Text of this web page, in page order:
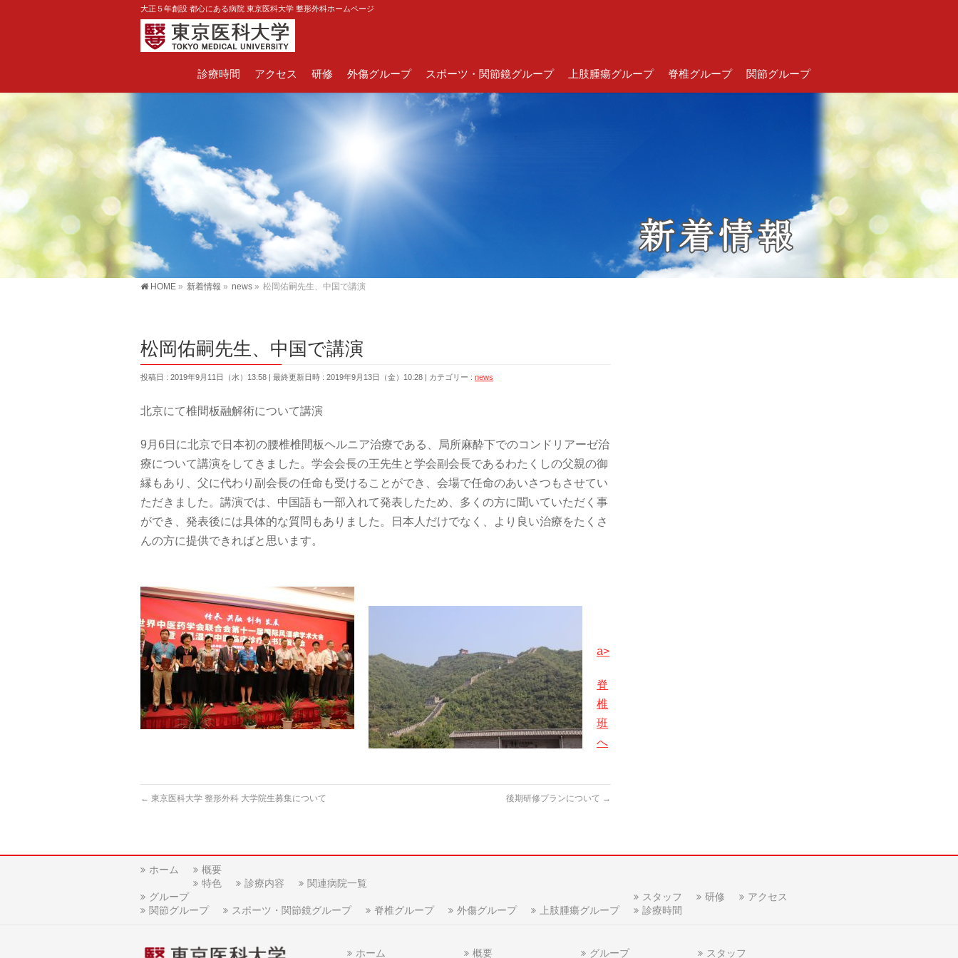
大正５年創設 都心にある病院 東京医科大学 整形外科ホームページ
診療時間 アクセス 研修 外傷グループ スポーツ・関節鏡グループ 上肢腫瘍グループ 脊椎グループ 関節グループ
HOME » 新着情報 » news » 松岡佑嗣先生、中国で講演
松岡佑嗣先生、中国で講演
投稿日 : 2019年9月11日（水）13:58 最終更新日時 : 2019年9月13日（金）10:28 カテゴリー : news
北京にて椎間板融解術について講演
9月6日に北京で日本初の腰椎椎間板ヘルニア治療である、局所麻酔下でのコンドリアーゼ治
療について講演をしてきました。学会会長の王先生と学会副会長であるわたくしの父親の御
縁もあり、父に代わり副会長の任命も受けることができ、会場で任命のあいさつもさせてい
ただきました。講演では、中国語も一部入れて発表したため、多くの方に聞いていただく事
ができ、発表後には具体的な質問もありました。日本人だけでなく、より良い治療をたくさ
んの方に提供できればと思います。
a>
脊
椎
班
へ
← 東京医科大学 整形外科 大学院生募集について 後期研修プランについて →
ホーム
概要
特色
診療内容
関連病院一覧
グループ
関節グループ
スポーツ・関節鏡グループ 脊椎グループ 外傷グループ 上肢腫瘍グループ
スタッフ 研修
アクセス
診療時間
ホーム 概要 グループ スタッフ